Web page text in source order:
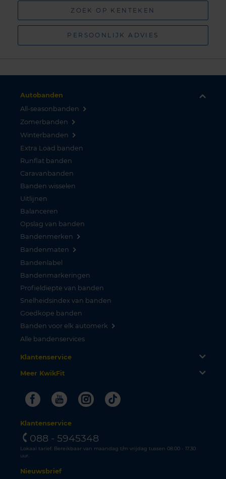
ZOEK OP KENTEKEN
PERSOONLIJK ADVIES
Autobanden
All-seasonbanden
Zomerbanden
Winterbanden
Extra Load banden
Runflat banden
Caravanbanden
Banden wisselen
Uitlijnen
Balanceren
Opslag van banden
Bandenmerken
Bandenmaten
Bandenlabel
Bandenmarkeringen
Profieldiepte van banden
Snelheidsindex van banden
Goedkope banden
Banden voor elk automerk
Alle bandenservices
Klantenservice
Meer KwikFit
FacebookYoutubeInstagram
Tiktok
Klantenservice
088 - 5945348
Lokaal tarief. Bereikbaar van maandag t/m vrijdag tussen 08.00 - 17.30
uur.
Nieuwsbrief